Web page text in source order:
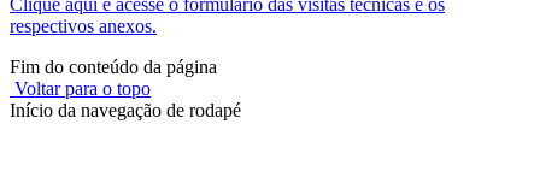
Clique aqui e acesse o formulário das visitas técnicas e os
respectivos anexos.
Fim do conteúdo da página
Voltar para o topo
Início da navegação de rodapé